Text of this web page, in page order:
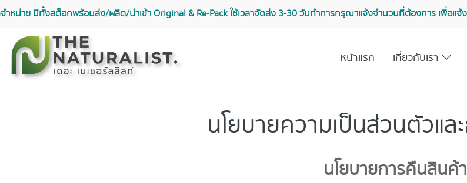
น่าย มีทั้งสต็อกพร้อมส่ง/ผลิต/นำเข้า Original & Re-Pack ใช้เวลาจัดส่ง 3-30 วันทำการ กรุณาแจ้งจำนวนที่ต้องการ เพื่อแจ้
หน้าแรก เกี่ยวกับเรา
นโยบายความเป็นส่วนตัวแ
นโยบายการคืนสินค้า